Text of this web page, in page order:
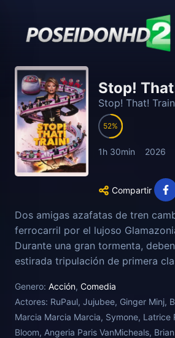
Stop!
Stop! That!
52
1h 30min 2026
Compartir
Dos amigas azafatas de tren
ferrocarril por el lujoso
Durante una gran tormenta,
estirada tripulación de primera
Genero: Acción, Comedia
Actores: RuPaul, Jujubee, Ginger Minj,
Marcia Marcia Marcia, Symone, Latrice
Bloom, Angeria Paris VanMicheals,